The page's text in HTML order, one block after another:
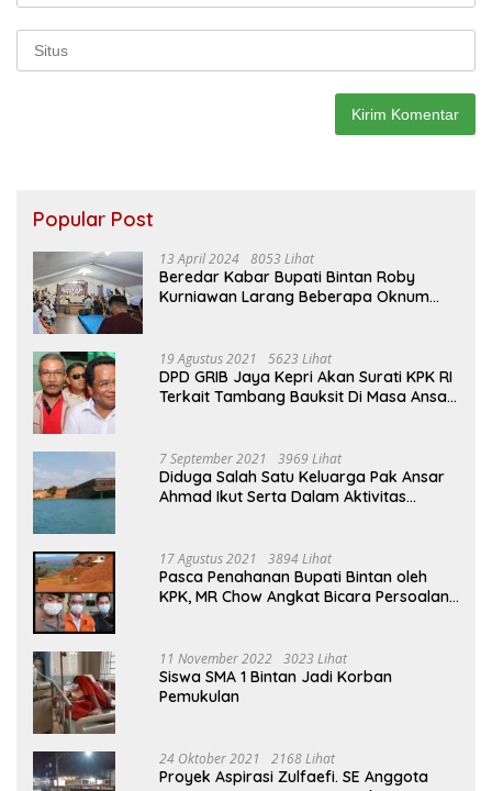
Popular Post
13 April 2024 8053 Lihat
Beredar Kabar Bupati Bintan Roby
Kurniawan Larang Beberapa Oknum
19 Agustus 2021 5623 Lihat
DPD GRIB Jaya Kepri Akan Surati KPK RI
Terkait Tambang Bauksit Di Masa Ansar
7 September 2021 3969 Lihat
Diduga Salah Satu Keluarga Pak Ansar
Ahmad Ikut Serta Dalam Aktivitas
17 Agustus 2021 3894 Lihat
Pasca Penahanan Bupati Bintan oleh
KPK, MR Chow Angkat Bicara Persoalan
11 November 2022 3023 Lihat
Siswa SMA 1 Bintan Jadi Korban
Pemukulan
24 Oktober 2021 2168 Lihat
Proyek Aspirasi Zulfaefi. SE Anggota